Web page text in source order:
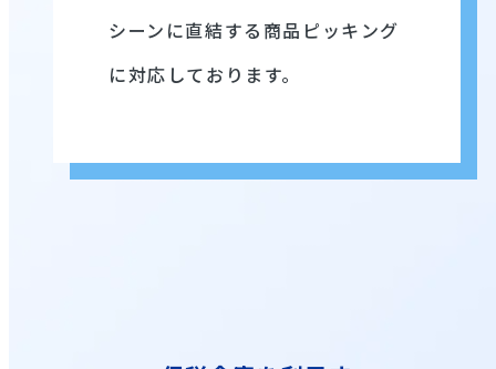
シーンに直結する商品ピッキング
に対応しております。